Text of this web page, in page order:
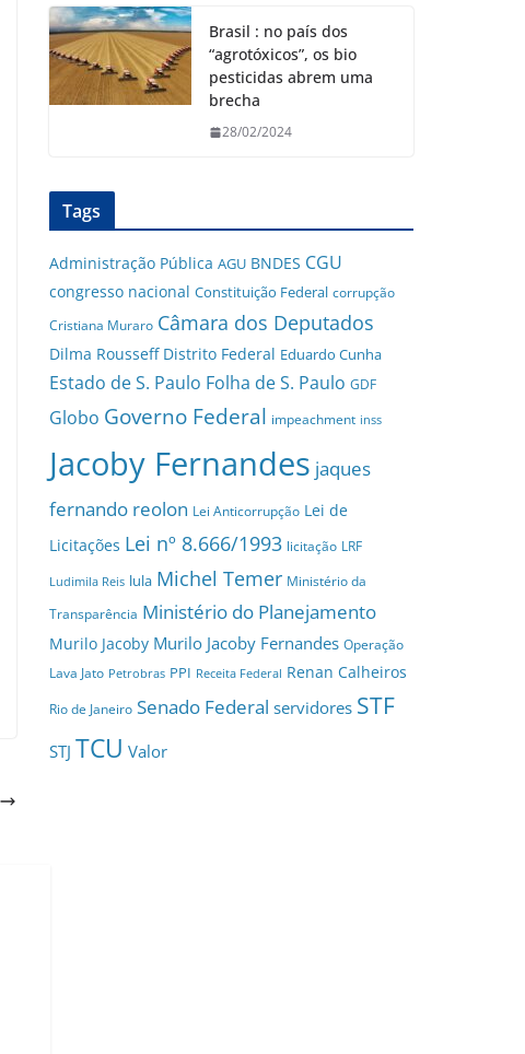
Brasil : no país dos
“agrotóxicos”, os bio
pesticidas abrem uma
brecha
28/02/2024
Tags
Administração Pública AGU BNDES CGU
congresso nacional Constituição Federal corrupção
Cristiana Muraro Câmara dos Deputados
Dilma Rousseff Distrito Federal Eduardo Cunha
Estado de S. Paulo Folha de S. Paulo GDF
Globo Governo Federal impeachment inss
Jacoby Fernandes jaques
fernando reolon Lei Anticorrupção Lei de
Licitações Lei nº 8.666/1993 licitação LRF
Ludimila Reis lula Michel Temer Ministério da
Transparência Ministério do Planejamento
Murilo Jacoby Murilo Jacoby Fernandes Operação
Lava Jato Petrobras PPI Receita Federal Renan Calheiros
Rio de Janeiro Senado Federal servidores STF
STJ TCU Valor